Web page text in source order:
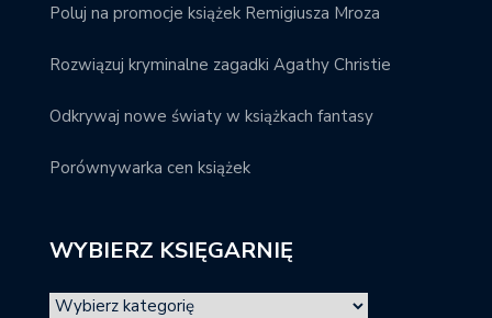
Poluj na promocje książek Remigiusza Mroza
Rozwiązuj kryminalne zagadki Agathy Christie
Odkrywaj nowe światy w książkach fantasy
Porównywarka cen książek
WYBIERZ KSIĘGARNIĘ